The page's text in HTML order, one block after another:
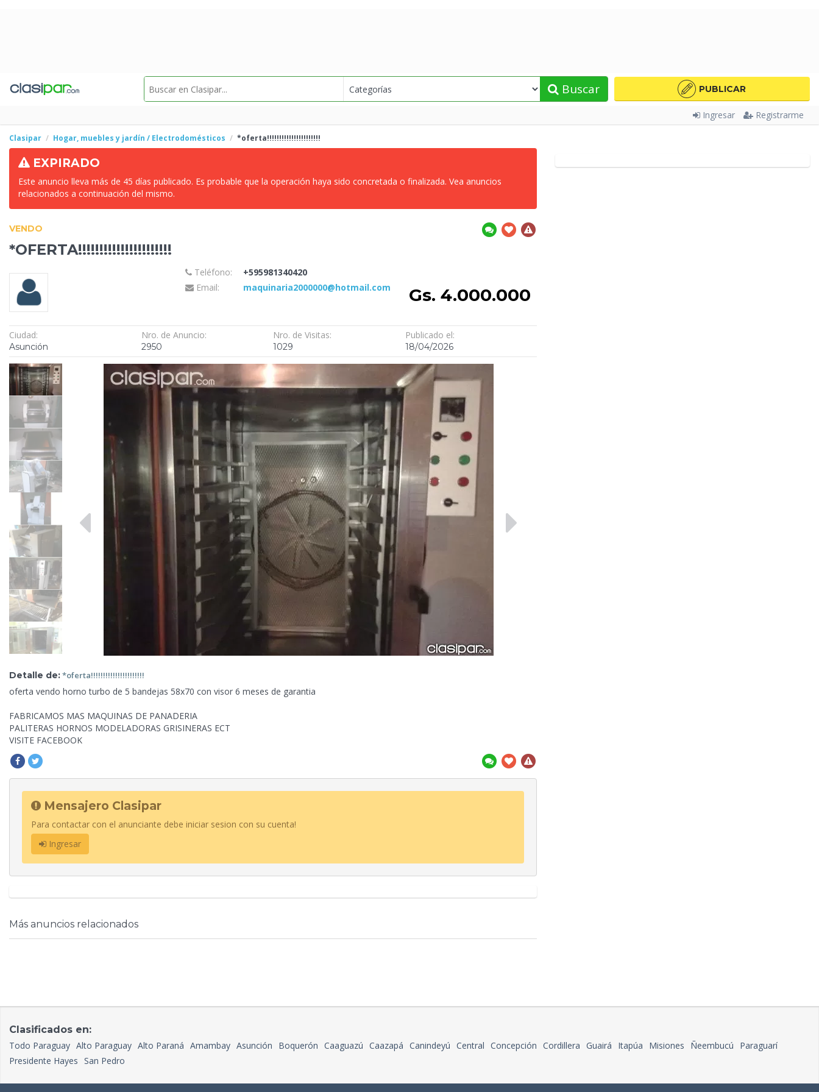
Buscar PUBLICAR
Ingresar Registrarme
Clasipar Hogar, muebles y jardín / Electrodomésticos *oferta!!!!!!!!!!!!!!!!!!!!!!
EXPIRADO
Este anuncio lleva más de 45 días publicado. Es probable que la operación haya sido concretada o finalizada. Vea anuncios
relacionados a continuación del mismo.
VENDO
*OFERTA!!!!!!!!!!!!!!!!!!!!!!
Teléfono:
+595981340420
Email:
maquinaria2000000@hotmail.com Gs. 4.000.000
Ciudad:
Asunción
Nro. de Anuncio:
2950
Nro. de Visitas:
1029
Publicado el:
18/04/2026
Detalle de:*oferta!!!!!!!!!!!!!!!!!!!!!!
oferta vendo hornoturbo de 5 bandejas 58x70 con visor 6 meses de garantia
FABRICAMOS MAS MAQUINAS DE PANADERIA
PALITERAS HORNOS MODELADORAS GRISINERAS ECT
VISITE FACEBOOK
Mensajero Clasipar
Para contactar con el anunciante debe iniciar sesion con su cuenta!
Ingresar
Más anuncios relacionados
Clasificados en:
Todo Paraguay Alto Paraguay Alto Paraná Amambay Asunción Boquerón Caaguazú Caazapá Canindeyú Central Concepción Cordillera Guairá Itapúa Misiones Ñeembucú
Paraguarí
Presidente Hayes San Pedro